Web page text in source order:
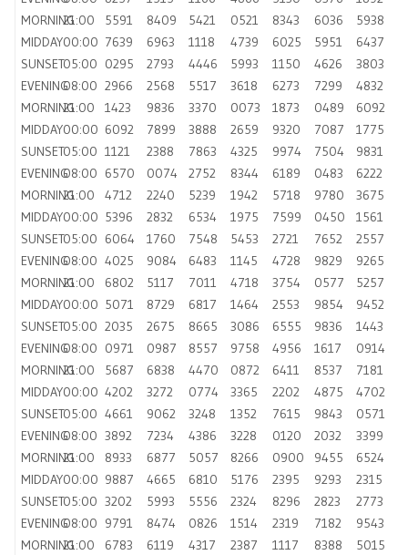
MORNING21:00 5591 8409 5421 0521 8343 6036
5938
MIDDAY00:00 7639 6963 1118 4739 6025 5951
6437
SUNSET05:00 0295 2793 4446 5993 1150 4626
3803
EVENING08:00 2966 2568 5517 3618 6273 7299
4832
MORNING21:00 1423 9836 3370 0073 1873 0489
6092
MIDDAY00:00 6092 7899 3888 2659 9320 7087
1775
SUNSET05:00 1121 2388 7863 4325 9974 7504
9831
EVENING08:00 6570 0074 2752 8344 6189 0483
6222
MORNING21:00 4712 2240 5239 1942 5718 9780
3675
MIDDAY00:00 5396 2832 6534 1975 7599 0450
1561
SUNSET05:00 6064 1760 7548 5453 2721 7652
2557
EVENING08:00 4025 9084 6483 1145 4728 9829
9265
MORNING21:00 6802 5117 7011 4718 3754 0577
5257
MIDDAY00:00 5071 8729 6817 1464 2553 9854
9452
SUNSET05:00 2035 2675 8665 3086 6555 9836
1443
EVENING08:00 0971 0987 8557 9758 4956 1617
0914
MORNING21:00 5687 6838 4470 0872 6411 8537
7181
MIDDAY00:00 4202 3272 0774 3365 2202 4875
4702
SUNSET05:00 4661 9062 3248 1352 7615 9843
0571
EVENING08:00 3892 7234 4386 3228 0120 2032
3399
MORNING21:00 8933 6877 5057 8266 0900 9455
6524
MIDDAY00:00 9887 4665 6810 5176 2395 9293
2315
SUNSET05:00 3202 5993 5556 2324 8296 2823
2773
EVENING08:00 9791 8474 0826 1514 2319 7182
9543
MORNING21:00 6783 6119 4317 2387 1117 8388
5015